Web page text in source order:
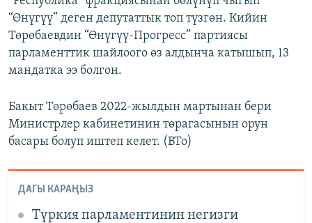
“Өнүгүү” деген депутаттык топ түзгөн. Кийин
Төрөбаевдин “Өнүгүү-Прогресс” партиясы
парламенттик шайлоого өз алдынча катышып, 13
мандатка ээ болгон.
Бакыт Төрөбаев 2022-жылдын мартынан бери
Министрлер кабинетинин төрагасынын орун
басары болуп иштеп келет. (BTo)
ДАГЫ КАРАҢЫЗ
Түркия парламентинин негизги